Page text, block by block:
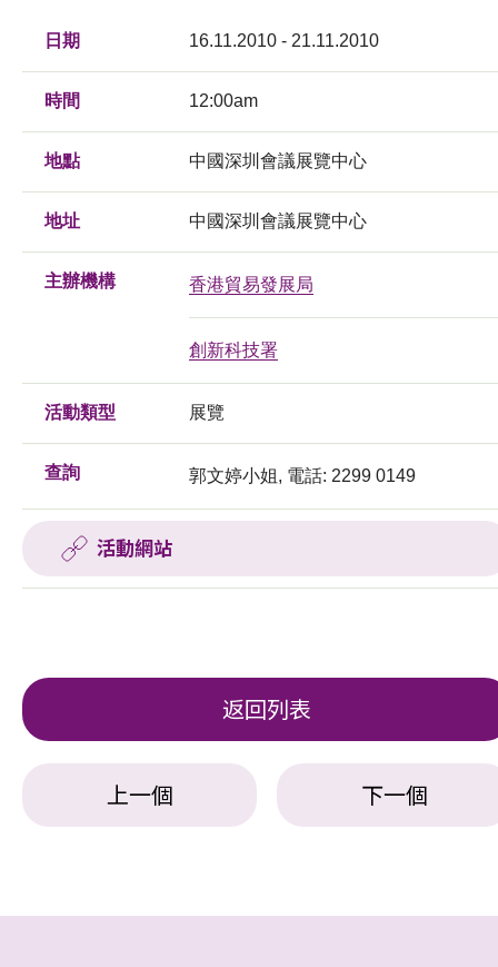
日期 16.11.2010 - 21.11.2010
時間 12:00am
地點 中國深圳會議展覽中心
地址 中國深圳會議展覽中心
主辦機構 香港貿易發展局
創新科技署
活動類型 展覽
查詢 郭文婷小姐, 電話: 2299 0149
活動網站
返回列表
上一個 下一個